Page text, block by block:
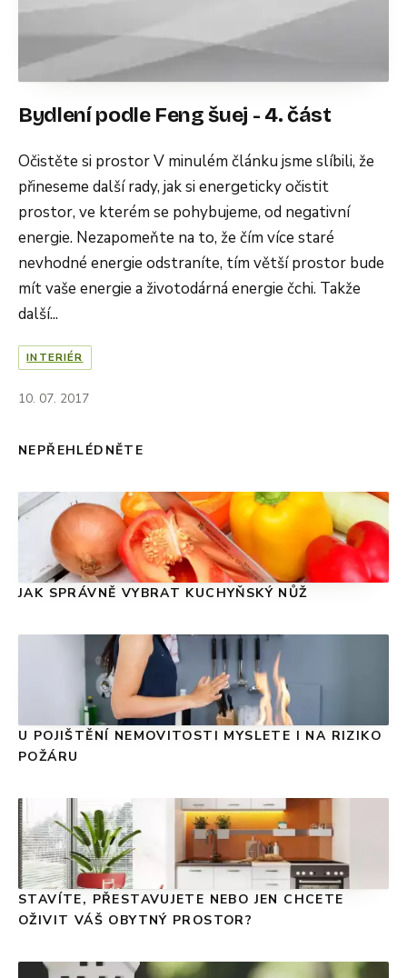
Bydlení podle Feng šuej - 4. část
Očistěte si prostor V minulém článku jsme slíbili, že
přineseme další rady, jak si energeticky očistit
prostor, ve kterém se pohybujeme, od negativní
energie. Nezapomeňte na to, že čím více staré
nevhodné energie odstraníte, tím větší prostor bude
mít vaše energie a životodárná energie čchi. Takže
další...
INTERIÉR
10. 07. 2017
NEPŘEHLÉDNĚTE
JAK SPRÁVNĚ VYBRAT KUCHYŇSKÝ NŮŽ
U POJIŠTĚNÍ NEMOVITOSTI MYSLETE I NA RIZIKO
POŽÁRU
STAVÍTE, PŘESTAVUJETE NEBO JEN CHCETE
OŽIVIT VÁŠ OBYTNÝ PROSTOR?